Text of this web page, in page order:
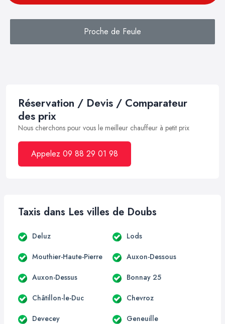
Proche de Feule
Réservation / Devis / Comparateur
des prix
Nous cherchons pour vous le meilleur chauffeur à petit prix
Appelez 09 88 29 01 98
Taxis dans Les villes de Doubs
Deluz Lods
Mouthier-Haute-Pierre Auxon-Dessous
Auxon-Dessus Bonnay 25
Châtillon-le-Duc Chevroz
Devecey Geneuille